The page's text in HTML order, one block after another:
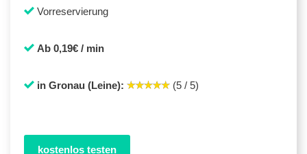
Vorreservierung
Ab 0,19€ / min
in Gronau (Leine): (5 / 5)
kostenlos testen